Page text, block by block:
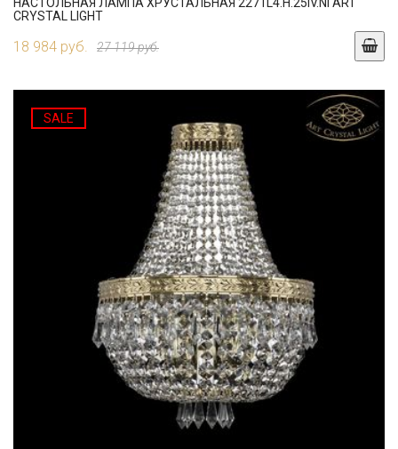
CRYSTAL LIGHT
18 984 руб. 27 119 руб.
SALE